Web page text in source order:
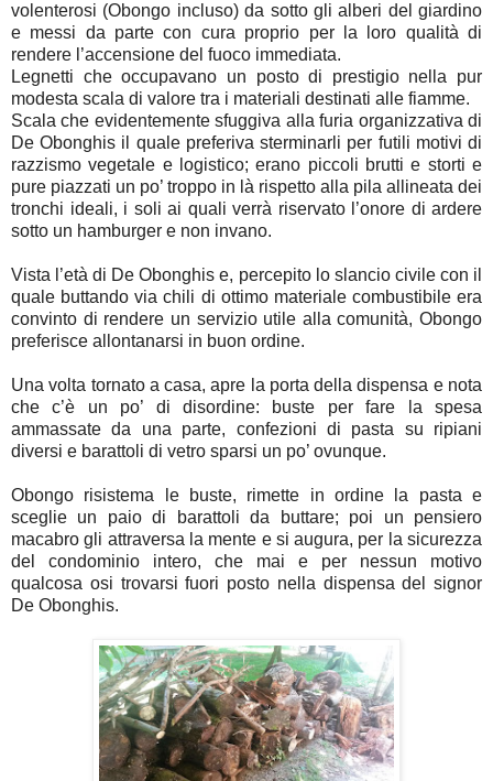
volenterosi (Obongo incluso) da sotto gli alberi del giardino
e messi da parte con cura proprio per la loro qualità di
rendere l’accensione del fuoco immediata.
Legnetti che occupavano un posto di prestigio nella pur
modesta scala di valore tra i materiali destinati alle fiamme.
Scala che evidentemente sfuggiva alla furia organizzativa di
De Obonghis il quale preferiva sterminarli per futili motivi di
razzismo vegetale e logistico; erano piccoli brutti e storti e
pure piazzati un po’ troppo in là rispetto alla pila allineata dei
tronchi ideali, i soli ai quali verrà riservato l’onore di ardere
sotto un hamburger e non invano.
Vista l’età di De Obonghis e, percepito lo slancio civile con il
quale buttando via chili di ottimo materiale combustibile era
convinto di rendere un servizio utile alla comunità, Obongo
preferisce allontanarsi in buon ordine.
Una volta tornato a casa, apre la porta della dispensa e nota
che c’è un po’ di disordine: buste per fare la spesa
ammassate da una parte, confezioni di pasta su ripiani
diversi e barattoli di vetro sparsi un po’ ovunque.
Obongo risistema le buste, rimette in ordine la pasta e
sceglie un paio di barattoli da buttare; poi un pensiero
macabro gli attraversa la mente e si augura, per la sicurezza
del condominio intero, che mai e per nessun motivo
qualcosa osi trovarsi fuori posto nella dispensa del signor
De Obonghis.